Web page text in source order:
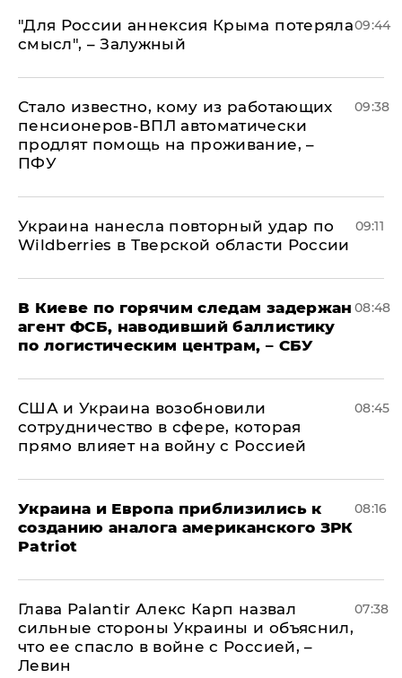
"Для России аннексия Крыма потеряла
смысл", – Залужный
09:44
Стало известно, кому из работающих
пенсионеров-ВПЛ автоматически
продлят помощь на проживание, –
ПФУ
09:38
Украина нанесла повторный удар по
Wildberries в Тверской области России
09:11
В Киеве по горячим следам задержан
агент ФСБ, наводивший баллистику
по логистическим центрам, – СБУ
08:48
США и Украина возобновили
сотрудничество в сфере, которая
прямо влияет на войну с Россией
08:45
Украина и Европа приблизились к
созданию аналога американского ЗРК
Patriot
08:16
Глава Palantir Алекс Карп назвал
сильные стороны Украины и объяснил,
что ее спасло в войне с Россией, –
Левин
07:38